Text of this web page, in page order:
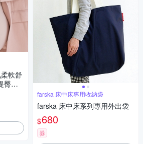
柔軟舒
臀托
瑜
farska 床中床專用收納袋
farska 床中床系列專用外出袋
$680
券